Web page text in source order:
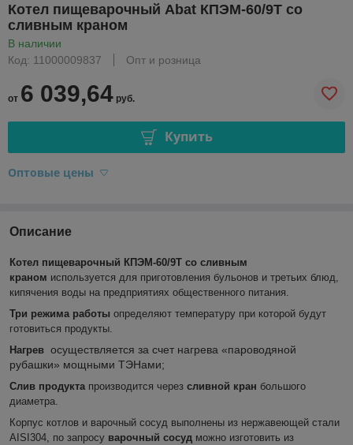
Котел пищеварочный Abat КПЭМ-60/9Т со
сливным краном
В наличии
Код: 11000009837
Опт и розница
от 6 039,64 руб.
Купить
Оптовые цены
Описание
Котел пищеварочный КПЭМ-60/9Т со сливным
краном используется для приготовления бульонов и третьих блюд,
кипячения воды на предприятиях общественного питания.
Три режима работы определяют температуру при которой будут
готовиться продукты.
Нагрев осуществляется за счет нагрева «пароводяной
рубашки» мощными ТЭНами;
Слив продукта производится через сливной кран большого
диаметра.
Корпус котлов и варочный сосуд выполнены из нержавеющей стали
AISI304, по запросу варочный сосуд можно изготовить из